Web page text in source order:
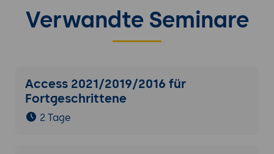
Verwandte Seminare
Access 2021/2019/2016 für
Fortgeschrittene
2 Tage